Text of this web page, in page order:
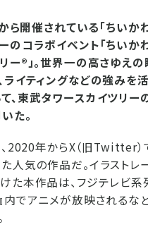
開催されている「ちいか
のコラボイベント「ちい
ー®」。世界一の高さゆえ
ライティングなどの強みを
、東武タワースカイツリー
た。
、2020年からX（旧Twitter
人気の作品だ。イラストレ
た本作品は、フジテレビ系
内でアニメが放映されるな